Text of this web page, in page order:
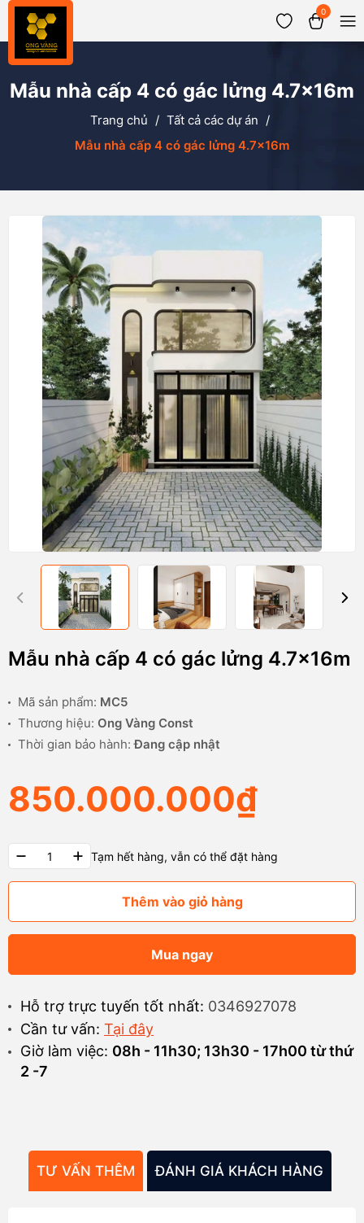
0
Mẫu nhà cấp 4 có gác lửng 4.7x16m
Trang chủ / Tất cả các dự án /
Mẫu nhà cấp 4 có gác lửng 4.7x16m
Mẫu nhà cấp 4 có gác lửng 4.7x16m
Mã sản phẩm: MC5
Thương hiệu: Ong Vàng Const
Thời gian bảo hành:Đang cập nhật
850.000.000₫
Tạm hết hàng, vẫn có thể đặt hàng
Thêm vào giỏ hàng
Mua ngay
Hỗ trợ trực tuyến tốt nhất: 0346927078
Cần tư vấn: Tại đây
Giờ làm việc: 08h - 11h30; 13h30 - 17h00 từ thứ
2 -7
TƯ VẤN THÊM ĐÁNH GIÁ KHÁCH HÀNG